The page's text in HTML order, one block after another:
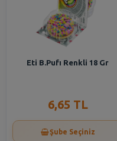
Eti B.Pufı Renkli 18 Gr
6,65 TL
Şube Seçiniz